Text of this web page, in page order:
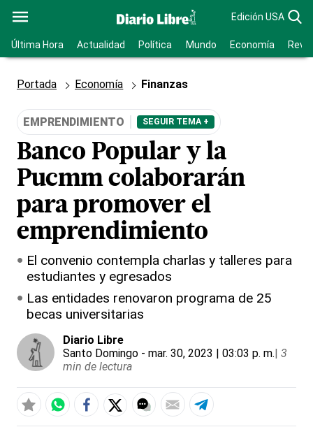
Edición USA
Última Hora Actualidad Política Mundo Economía
Portada Economía Finanzas
EMPRENDIMIENTO SEGUIR TEMA +
Banco Popular y la
Pucmm colaborarán
para promover el
emprendimiento
El convenio contempla charlas y talleres para
estudiantes y egresados
Las entidades renovaron programa de 25
becas universitarias
Diario Libre
Santo Domingo - mar. 30, 2023 | 03:03 p. m.| 3
min de lectura